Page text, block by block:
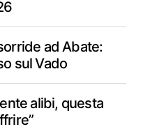
ad Abate:
sul Vado
alibi, questa